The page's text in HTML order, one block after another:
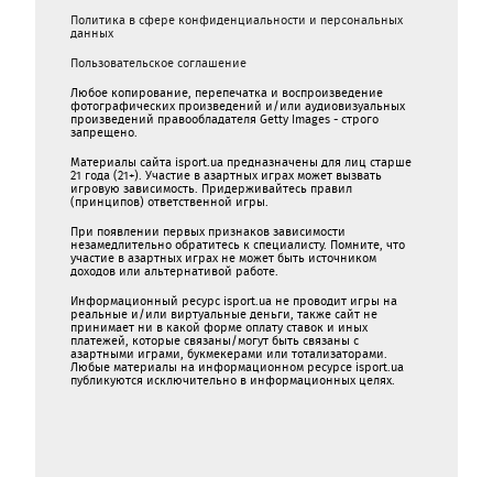
Политика в сфере конфиденциальности и персональных
данных
Пользовательское соглашение
Любое копирование, перепечатка и воспроизведение
фотографических произведений и/или аудиовизуальных
произведений правообладателя Getty Images - строго
запрещено.
Материалы сайта isport.ua предназначены для лиц старше
21 года (21+). Участие в азартных играх может вызвать
игровую зависимость. Придерживайтесь правил
(принципов) ответственной игры.
При появлении первых признаков зависимости
незамедлительно обратитесь к специалисту. Помните, что
участие в азартных играх не может быть источником
доходов или альтернативой работе.
Информационный ресурс isport.ua не проводит игры на
реальные и/или виртуальные деньги, также сайт не
принимает ни в какой форме oплaту ставок и иных
платежей, которые связаны/могут быть связаны c
азартными игрaми, букмекерами или тотализаторами.
Любые материалы на информационном ресурсе isport.ua
публикуютcя исключительно в информационных целях.